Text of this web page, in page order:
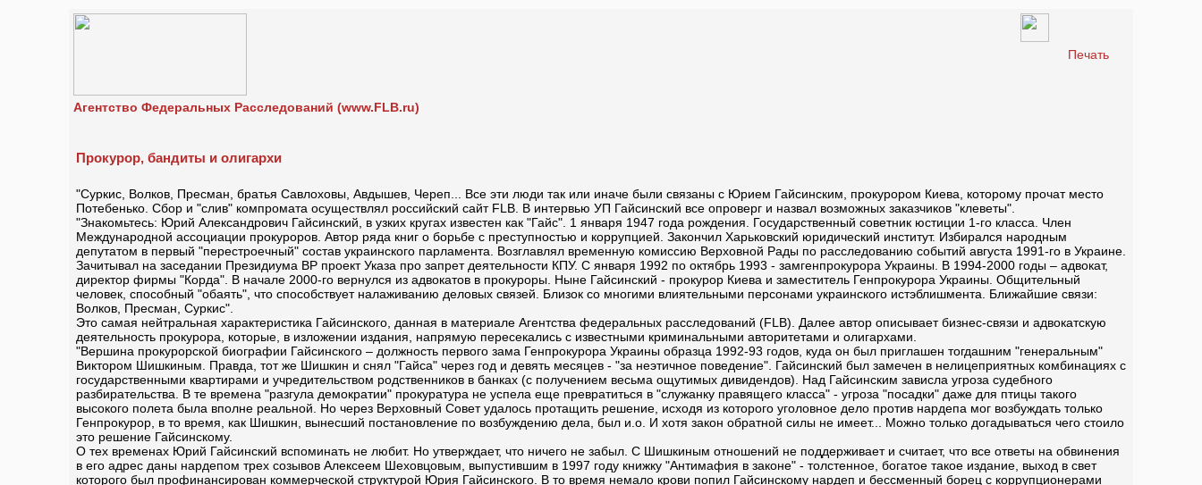
Печать
Агентство Федеральных Расследований (www.FLB.ru)
Прокурор, бандиты и олигархи
"Суркис, Волков, Пресман, братья Савлоховы, Авдышев, Череп... Все эти люди так или иначе были связаны с Юрием Гайсинским, прокурором Киева, которому прочат место
Потебенько. Сбор и "слив" компромата осуществлял российский сайт FLB. В интервью УП Гайсинский все опроверг и назвал возможных заказчиков "клеветы".
"Знакомьтесь: Юрий Александрович Гайсинский, в узких кругах известен как "Гайс". 1 января 1947 года рождения. Государственный советник юстиции 1-го класса. Член
Международной ассоциации прокуроров. Автор ряда книг о борьбе с преступностью и коррупцией. Закончил Харьковский юридический институт. Избирался народным
депутатом в первый "перестроечный" состав украинского парламента. Возглавлял временную комиссию Верховной Рады по расследованию событий августа 1991-го в Украине.
Зачитывал на заседании Президиума ВР проект Указа про запрет деятельности КПУ. С января 1992 по октябрь 1993 - замгенпрокурора Украины. В 1994-2000 годы – адвокат,
директор фирмы "Корда". В начале 2000-го вернулся из адвокатов в прокуроры. Ныне Гайсинский - прокурор Киева и заместитель Генпрокурора Украины. Общительный
человек, способный "обаять", что способствует налаживанию деловых связей. Близок со многими влиятельными персонами украинского истэблишмента. Ближайшие связи:
Волков, Пресман, Суркис".
Это самая нейтральная характеристика Гайсинского, данная в материале Агентства федеральных расследований (FLB). Далее автор описывает бизнес-связи и адвокатскую
деятельность прокурора, которые, в изложении издания, напрямую пересекались с известными криминальными авторитетами и олигархами.
"Вершина прокурорской биографии Гайсинского – должность первого зама Генпрокурора Украины образца 1992-93 годов, куда он был приглашен тогдашним "генеральным"
Виктором Шишкиным. Правда, тот же Шишкин и снял "Гайса" через год и девять месяцев - "за неэтичное поведение". Гайсинский был замечен в нелицеприятных комбинациях с
государственными квартирами и учредительством родственников в банках (с получением весьма ощутимых дивидендов). Над Гайсинским зависла угроза судебного
разбирательства. В те времена "разгула демократии" прокуратура не успела еще превратиться в "служанку правящего класса" - угроза "посадки" даже для птицы такого
высокого полета была вполне реальной. Но через Верховный Совет удалось протащить решение, исходя из которого уголовное дело против нардепа мог возбуждать только
Генпрокурор, в то время, как Шишкин, вынесший постановление по возбуждению дела, был и.о. И хотя закон обратной силы не имеет... Можно только догадываться чего стоило
это решение Гайсинскому.
О тех временах Юрий Гайсинский вспоминать не любит. Но утверждает, что ничего не забыл. С Шишкиным отношений не поддерживает и считает, что все ответы на обвинения
в его адрес даны нардепом трех созывов Алексеем Шеховцовым, выпустившим в 1997 году книжку "Антимафия в законе" - толстенное, богатое такое издание, выход в свет
которого был профинансирован коммерческой структурой Юрия Гайсинского. В то время немало крови попил Гайсинскому нардеп и бессменный борец с коррупционерами